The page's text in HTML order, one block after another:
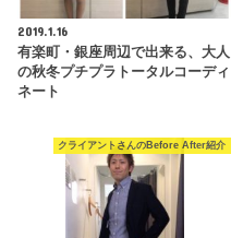
2019.1.16
有楽町・銀座周辺で出来る、大人
の秋冬プチプラトータルコーディ
ネート
クライアントさんのBefore After紹介